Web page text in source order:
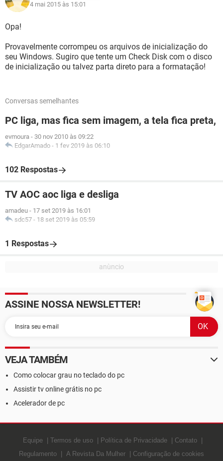
4 mai 2015 às 15:01
Opa!
Provavelmente corrompeu os arquivos de inicialização do
seu Windows. Sugiro que tente um Check Disk com o disco
de inicialização ou talvez parta direto para a formatação!
Conversas semelhantes
PC liga, mas fica sem imagem, a tela fica preta,
evmoura - 30 nov 2010 às 09:22
EdgarAmado - 1 fev 2019 às 06:10
102 Respostas
TV AOC aoc liga e desliga
amadeu - 17 set 2019 às 16:01
sdc57 - 18 set 2019 às 05:59
1 Respostas
ASSINE NOSSA NEWSLETTER!
VEJA TAMBÉM
Como colocar grau no teclado do pc
Assistir tv online grátis no pc
Acelerador de pc
Equipe Termos de uso Política de Privacidade
Contato
Regulamento
A Revista Da Mulher Configuração de cookies